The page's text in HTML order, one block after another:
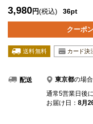
3,980円(税込) 36pt
クーポ
配送 東京都の場合
通常5営業日後
お届け日： 8月